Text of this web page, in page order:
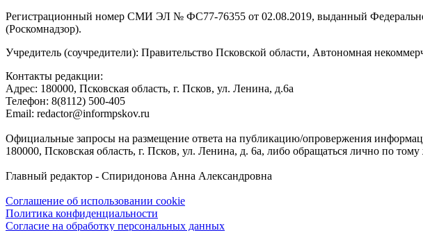
Регистрационный номер СМИ ЭЛ № ФС77-76355 от 02.08.2019, выданный
(Роскомнадзор).
Учредитель (соучредители): Правительство Псковской области, Автономная
Контакты редакции:
Адреc: 180000, Псковская область, г. Псков, ул. Ленина, д.6а
Телефон: 8(8112) 500-405
Email: redactor@informpskov.ru
Официальные запросы на размещение ответа на публикацию/опровержения
180000, Псковская область, г. Псков, ул. Ленина, д. 6а, либо обращаться лично по тому
Главный редактор - Спиридонова Анна Александровна
Соглашение об использовании cookie
Политика конфиденциальности
Согласие на обработку персональных данных